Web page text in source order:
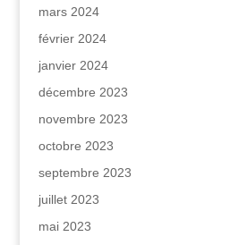
mars 2024
février 2024
janvier 2024
décembre 2023
novembre 2023
octobre 2023
septembre 2023
juillet 2023
mai 2023